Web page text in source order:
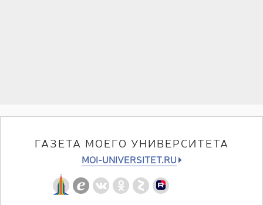
ГАЗЕТА МОЕГО УНИВЕРСИТЕТА
MOI-UNIVERSITET.RU